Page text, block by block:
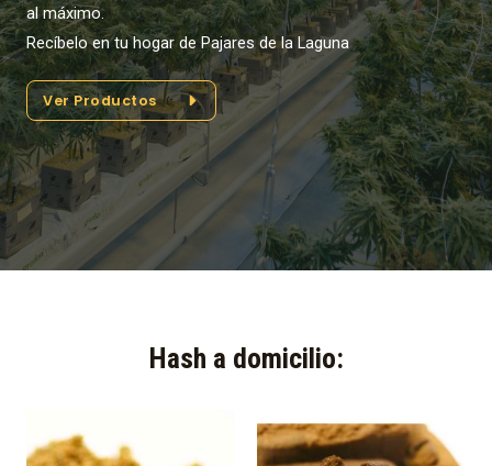
al máximo.
Recíbelo en tu hogar de Pajares de la Laguna
Ver Productos
Hash a domicilio:​